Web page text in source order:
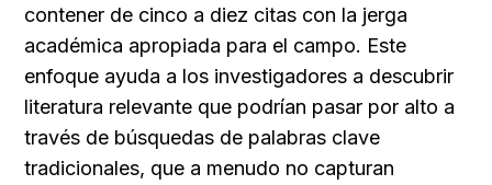
contener de cinco a diez citas con la jerga
académica apropiada para el campo. Este
enfoque ayuda a los investigadores a descubrir
literatura relevante que podrían pasar por alto a
través de búsquedas de palabras clave
tradicionales, que a menudo no capturan